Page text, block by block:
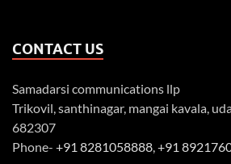
CONTACT US
Samadarsi communications llp
Trikovil, santhinagar, mangai kavala,
682307
Phone- +91 8281058888,+91